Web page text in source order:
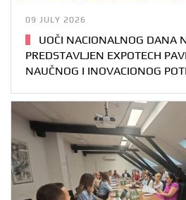
09 JULY 2026
UOČI NACIONALNOG DANA
PREDSTAVLJEN EXPOTECH
NAUČNOG I INOVACIONOG